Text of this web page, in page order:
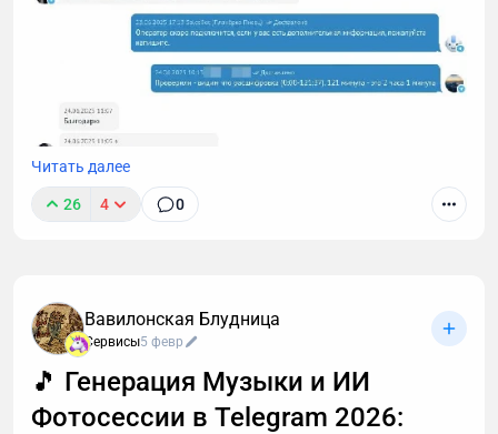
Мне в поддержку недавно написали, что я
обсчитался и вместо 2 часов расшифровал только
120 минут. Причем уже не первая такая претензия.
Я решил разобраться, откуда ноги растут 🦶
Читать далее
26 4 0
Вавилонская Блудница
Сервисы5 февр
🎵 Генерация Музыки и ИИ
Фотосессии в Telegram 2026: